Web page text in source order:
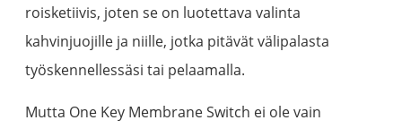
roisketiivis, joten se on luotettava valinta
kahvinjuojille ja niille, jotka pitävät välipalasta
työskennellessäsi tai pelaamalla.
Mutta One Key Membrane Switch ei ole vain